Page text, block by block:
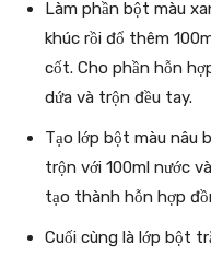
Làm phần bột màu
khúc rồi đổ thêm
cốt. Cho phần hỗn
dứa và trộn đều tay.
Tạo lớp bột màu nâu
trộn với 100ml nước
tạo thành hỗn hợp
Cuối cùng là lớp bột